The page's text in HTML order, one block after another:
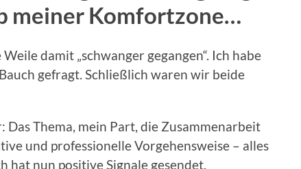
meiner Komfortzone…
damit „schwanger gegangen“. Ich habe
gefragt. Schließlich waren wir beide
Das Thema, mein Part, die Zusammenarbeit
und professionelle Vorgehensweise – alles
hat nun positive Signale gesendet.